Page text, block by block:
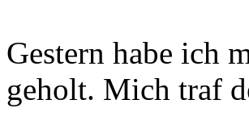
Gestern habe ich
geholt. Mich traf